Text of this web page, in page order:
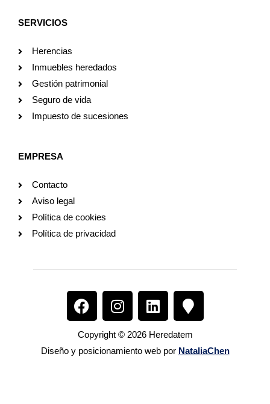
SERVICIOS
Herencias
Inmuebles heredados
Gestión patrimonial
Seguro de vida
Impuesto de sucesiones
EMPRESA
Contacto
Aviso legal
Política de cookies
Política de privacidad
F
a
c
e
b
I
n
s
t
a
L
i
n
k
e
M
a
-
m
Copyright © 2026 Heredatem
Diseño y posicionamiento web por NataliaChen